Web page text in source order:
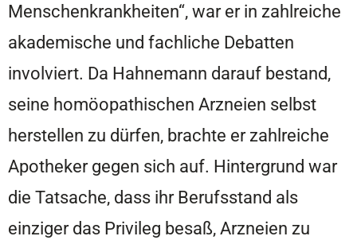
Menschenkrankheiten“, war er in zahlreiche
akademische und fachliche Debatten
involviert. Da Hahnemann darauf bestand,
seine homöopathischen Arzneien selbst
herstellen zu dürfen, brachte er zahlreiche
Apotheker gegen sich auf. Hintergrund war
die Tatsache, dass ihr Berufsstand als
einziger das Privileg besaß, Arzneien zu